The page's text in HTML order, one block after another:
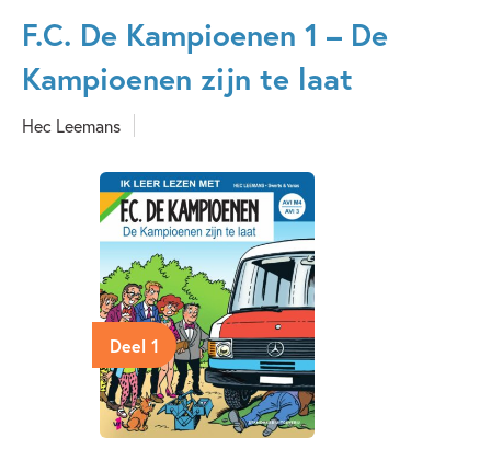
uitgevers
F.C. De Kampioenen 1 – De
Kampioenen zijn te laat
Hec Leemans
Deel 1